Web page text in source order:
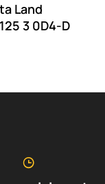
Land
3 0D4-D